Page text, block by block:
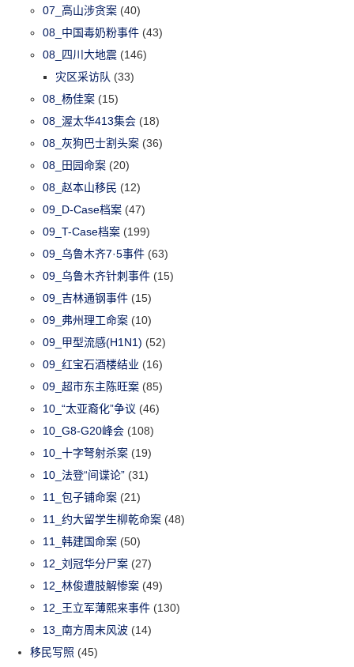
07_高山涉贪案 (40)
08_中国毒奶粉事件 (43)
08_四川大地震 (146)
灾区采访队 (33)
08_杨佳案 (15)
08_渥太华413集会 (18)
08_灰狗巴士割头案 (36)
08_田园命案 (20)
08_赵本山移民 (12)
09_D-Case档案 (47)
09_T-Case档案 (199)
09_乌鲁木齐7·5事件 (63)
09_乌鲁木齐针刺事件 (15)
09_吉林通钢事件 (15)
09_弗州理工命案 (10)
09_甲型流感(H1N1) (52)
09_红宝石酒楼结业 (16)
09_超市东主陈旺案 (85)
10_“太亚裔化”争议 (46)
10_G8-G20峰会 (108)
10_十字弩射杀案 (19)
10_法登“间谍论” (31)
11_包子铺命案 (21)
11_约大留学生柳乾命案 (48)
11_韩建国命案 (50)
12_刘冠华分尸案 (27)
12_林俊遭肢解惨案 (49)
12_王立军薄熙来事件 (130)
13_南方周末风波 (14)
移民写照 (45)